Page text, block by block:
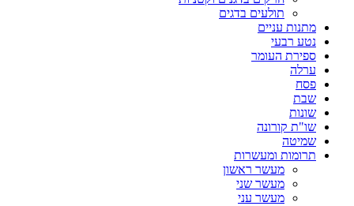
תולעים בדגים
מתנות עניים
נטע רבעי
ספירת העומר
ערלה
פסח
שבת
שונות
שו"ת קורונה
שמיטה
תרומות ומעשרות
מעשר ראשון
מעשר שני
מעשר עני